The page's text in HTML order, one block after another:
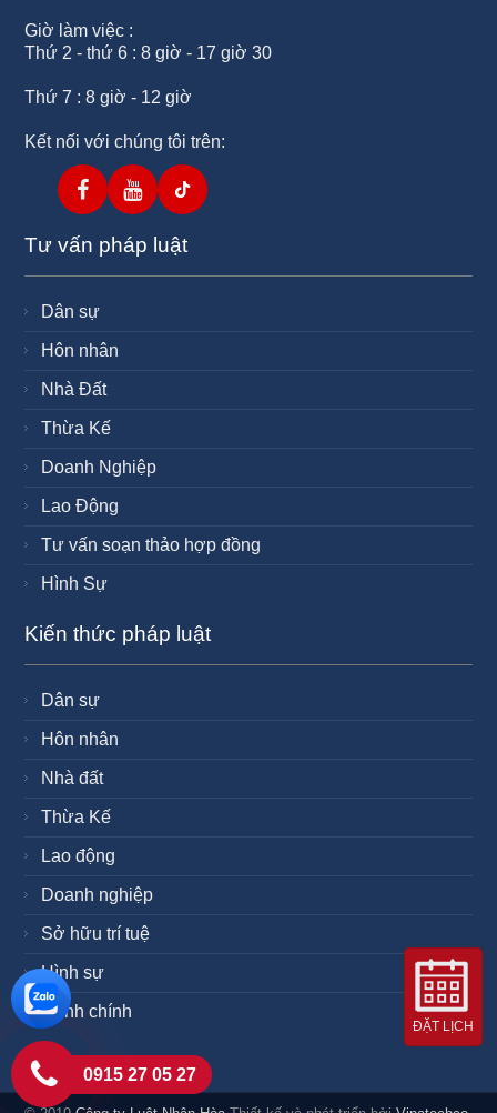
Giờ làm việc :
Thứ 2 - thứ 6 : 8 giờ - 17 giờ 30
Thứ 7 : 8 giờ - 12 giờ
Kết nối với chúng tôi trên:
Tư vấn pháp luật
Dân sự
Hôn nhân
Nhà Đất
Thừa Kế
Doanh Nghiệp
Lao Động
Tư vấn soạn thảo hợp đồng
Hình Sự
Kiến thức pháp luật
Dân sự
Hôn nhân
Nhà đất
Thừa Kế
Lao động
Doanh nghiệp
Sở hữu trí tuệ
Hình sự
Hành chính
ĐẶT LỊCH
0915 27 05 27